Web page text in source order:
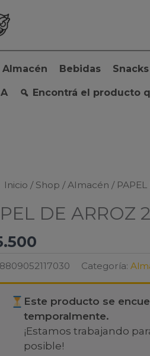
Almacén Bebidas
Encontrá el producto
Inicio / Shop /Almacén /
DE ARROZ
8809052117030 Categoría:
Este producto se
temporalmente.
¡Estamos trabajando
posible!